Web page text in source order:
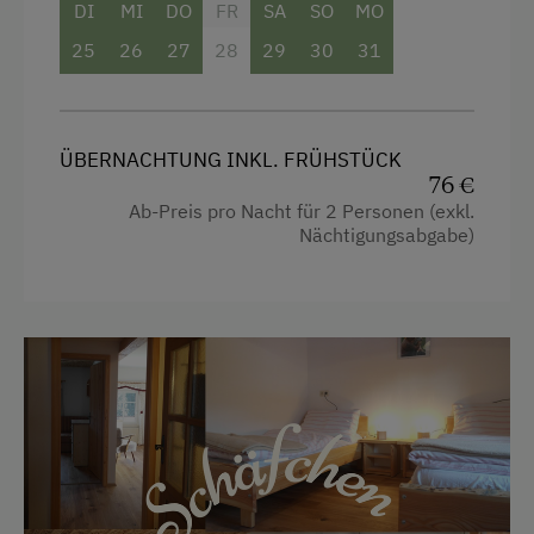
Skifahren
Skilift
Sommerrodelbahn
Wasserskifahren
Wintersport
Zusätzliche Ausstattungsmerkmale
Aktivurlaub
Ausstattung
Aussicht auf eine Berglandschaft
Haupthaus
Doppelbett (Kingsize)
DI
25
MI
26
DO
27
FR
28
SA
29
SO
30
MO
31
ÜBERNACHTUNG INKL. FRÜHSTÜCK
76 €
Ab-Preis pro Nacht für 2 Personen (exkl.
Nächtigungsabgabe)